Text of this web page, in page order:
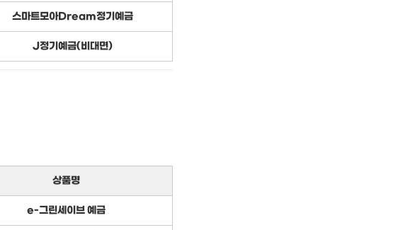
스마트모아Dream정기예금
J정기예금(비대면)
상품명
e-그린세이브 예금